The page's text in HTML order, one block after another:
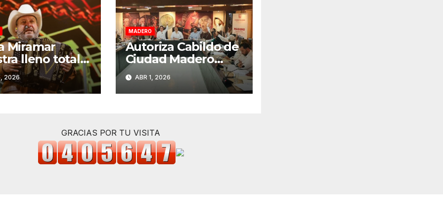
Miramar
lleno total
Pesado
Santa
2026
MADERO
Autoriza Cabildo de
Ciudad Madero
convenio con el
Estado para
fortalecer el cobro
ABR 1, 2026
GRACIAS POR TU VISITA